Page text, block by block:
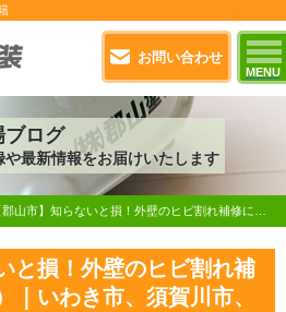
お問い合わせ
MENU
ブログ
最新情報をお届けいたします
山市】知らないと損！外壁のヒビ割れ補修について（濱津）｜いわき市、須賀川市、二本松市、本宮市の外壁塗装＆屋根リフォーム&サイディング&雨もり防水専門店郡山塗装、適正価格で評判の見積もりを実現
と損！外壁のヒビ割れ補
｜いわき市、須賀川市、